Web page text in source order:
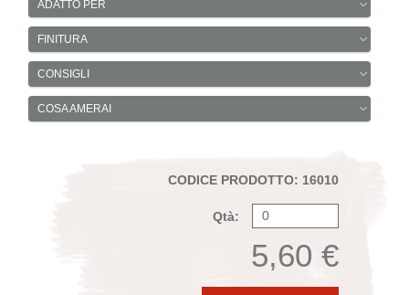
ADATTO PER
FINITURA
CONSIGLI
COSA AMERAI
CODICE PRODOTTO: 16010
Qtà:
5,60 €